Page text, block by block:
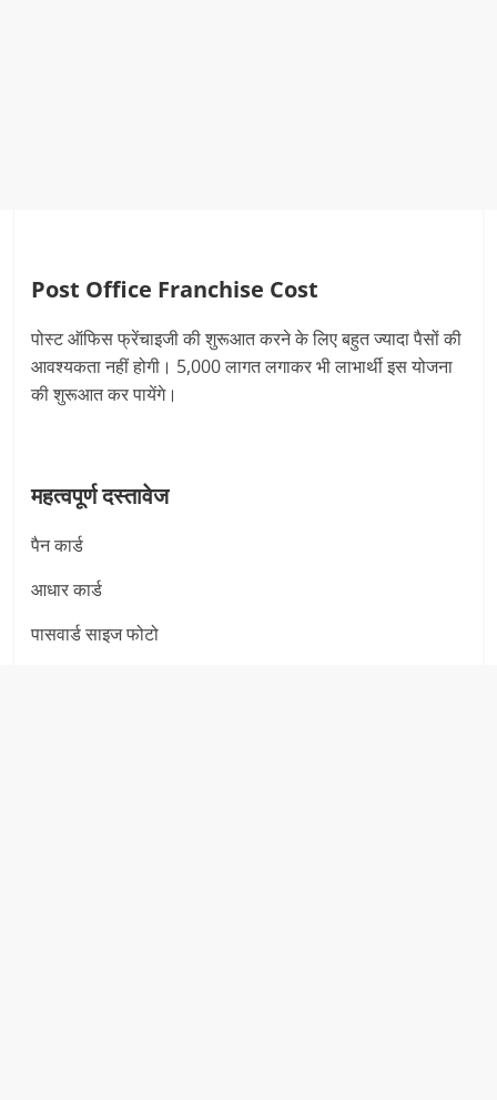
Post Office Franchise Cost
पोस्‍ट ऑफिस फ्रेंचाइजी की शुरूआत करने के लिए बहुत ज्‍यादा पैसों की
आवश्‍यकता नहीं होगी। 5,000 लागत लगाकर भी लाभार्थी इस योजना
की शुरूआत कर पायेंगे।
महत्वपूर्ण दस्तावेज
पैन कार्ड
आधार कार्ड
पासवार्ड साइज फोटो